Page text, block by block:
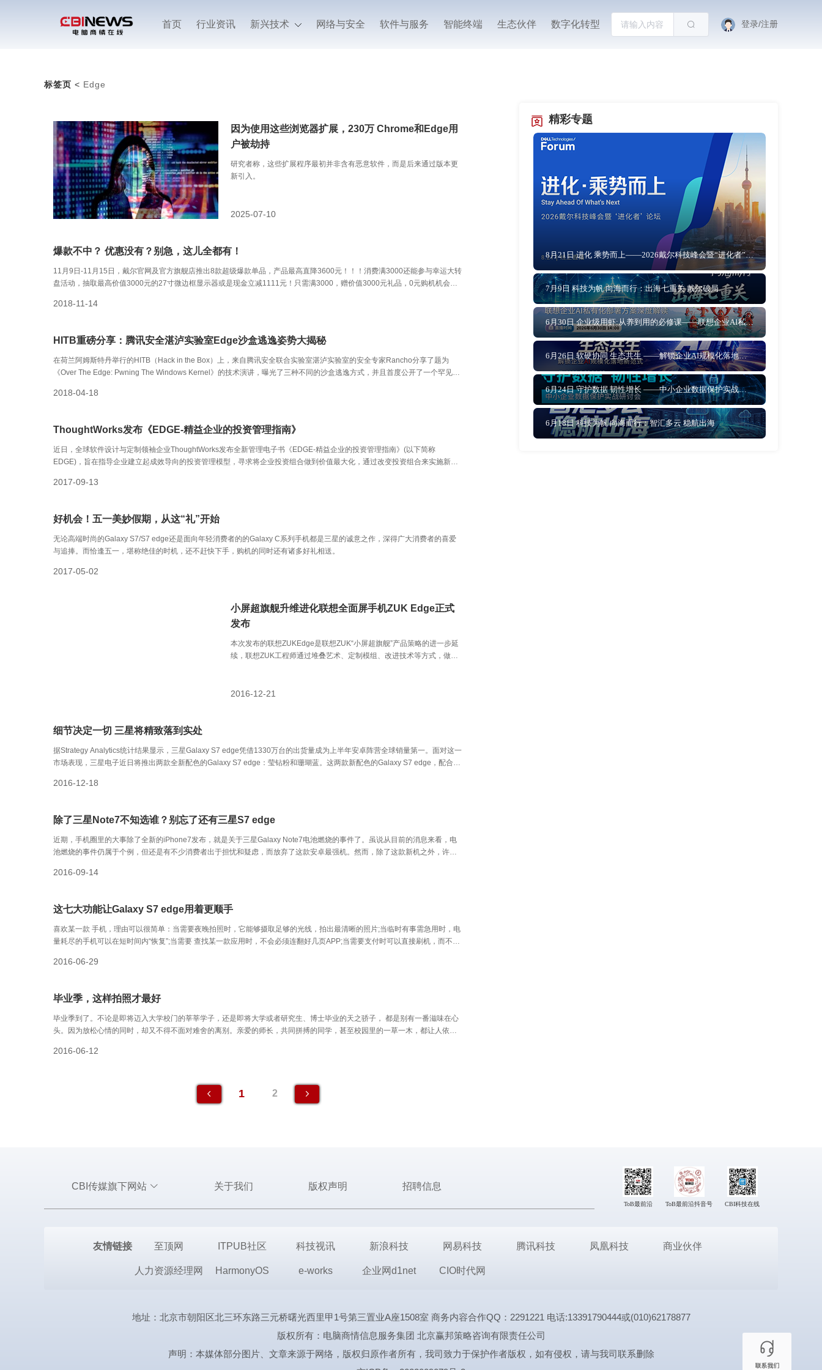
首页 行业资讯 新兴技术 网络与安全 软件与服务 智能终端 生态伙伴 数字化转型 登录/注册
标签页 < Edge
因为使用这些浏览器扩展，230万 Chrome和Edge用
户被劫持
研究者称，这些扩展程序最初并非含有恶意软件，而是后来通过版本更
新引入。
2025-07-10
爆款不中？ 优惠没有？别急，这儿全都有！
11月9日-11月15日，戴尔官网及官方旗舰店推出8款超级爆款单品，产品最高直降3600元！！！消费满3000还能参与幸运大转
盘活动，抽取最高价值3000元的27寸微边框显示器或是现金立减1111元！只需满3000，赠价值3000元礼品，0元购机机会就
2018-11-14
HITB重磅分享：腾讯安全湛泸实验室Edge沙盒逃逸姿势大揭秘
在荷兰阿姆斯特丹举行的HITB（Hack in the Box）上，来自腾讯安全联合实验室湛泸实验室的安全专家Rancho分享了题为
《Over The Edge: Pwning The Windows Kernel》的技术演讲，曝光了三种不同的沙盒逃逸方式，并且首度公开了一个罕见的
2018-04-18
ThoughtWorks发布《EDGE-精益企业的投资管理指南》
近日，全球软件设计与定制领袖企业ThoughtWorks发布全新管理电子书《EDGE-精益企业的投资管理指南》(以下简称
EDGE)，旨在指导企业建立起成效导向的投资管理模型，寻求将企业投资组合做到价值最大化，通过改变投资组合来实施新的
2017-09-13
好机会！五一美妙假期，从这“礼”开始
无论高端时尚的Galaxy S7/S7 edge还是面向年轻消费者的的Galaxy C系列手机都是三星的诚意之作，深得广大消费者的喜爱
与追捧。而恰逢五一，堪称绝佳的时机，还不赶快下手，购机的同时还有诸多好礼相送。
2017-05-02
小屏超旗舰升维进化联想全面屏手机ZUK Edge正式
发布
本次发布的联想ZUKEdge是联想ZUK“小屏超旗舰”产品策略的进一步延
续，联想ZUK工程师通过堆叠艺术、定制模组、改进技术等方式，做到
将“5.5英寸屏幕”放入“主流4.7英寸手机”机身尺寸中，为大屏提供绝佳的
2016-12-21
细节决定一切 三星将精致落到实处
据Strategy Analytics统计结果显示，三星Galaxy S7 edge凭借1330万台的出货量成为上半年安卓阵营全球销量第一。面对这一
市场表现，三星电子近日将推出两款全新配色的Galaxy S7 edge：莹钻粉和珊瑚蓝。这两款新配色的Galaxy S7 edge，配合其
2016-12-18
除了三星Note7不知选谁？别忘了还有三星S7 edge
近期，手机圈里的大事除了全新的iPhone7发布，就是关于三星Galaxy Note7电池燃烧的事件了。虽说从目前的消息来看，电
池燃烧的事件仍属于个例，但还是有不少消费者出于担忧和疑虑，而放弃了这款安卓最强机。然而，除了这款新机之外，许多
edge，就是一个非常好的选择。
2016-09-14
这七大功能让Galaxy S7 edge用着更顺手
喜欢某一款 手机，理由可以很简单：当需要夜晚拍照时，它能够摄取足够的光线，拍出最清晰的照片;当临时有事需急用时，电
量耗尽的手机可以在短时间内“恢复”;当需要 查找某一款应用时，不会必须连翻好几页APP;当需要支付时可以直接刷机，而不是
2016-06-29
毕业季，这样拍照才最好
毕业季到了。不论是即将迈入大学校门的莘莘学子，还是即将大学或者研究生、博士毕业的天之骄子， 都是别有一番滋味在心
头。因为放松心情的同时，却又不得不面对难舍的离别。亲爱的师长，共同拼搏的同学，甚至校园里的一草一木，都让人依依
2016-06-12
1 2
精彩专题
8月21日 进化 乘势而上——2026戴尔科技峰会暨“进化者”论坛
7月9日 科技为帆 向海而行：出海七重关 戴尔破局
6月30日 企业级用虾:从养到用的必修课——联想企业AI私有化部署方案深度解读
6月26日 软硬协同 生态共生 ——解锁企业AI规模化落地新范式
6月24日 守护数据 韧性增长 ——中小企业数据保护实战研讨会
6月18日 科技为帆 向海而行：智汇多云 稳航出海
CBI传媒旗下网站 关于我们 版权声明 招聘信息
ToB最前沿 ToB最前沿抖音号 CBI科技在线
友情链接 至顶网 ITPUB社区 科技视讯 新浪科技 网易科技 腾讯科技 凤凰科技 商业伙伴
人力资源经理网 HarmonyOS e-works 企业网d1net CIO时代网
地址：北京市朝阳区北三环东路三元桥曙光西里甲1号第三置业A座1508室 商务内容合作QQ：2291221 电话:13391790444或(010)62178877
版权所有：电脑商情信息服务集团 北京赢邦策略咨询有限责任公司
声明：本媒体部分图片、文章来源于网络，版权归原作者所有，我司致力于保护作者版权，如有侵权，请与我司联系删除